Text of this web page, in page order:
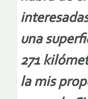
una
271
la mis